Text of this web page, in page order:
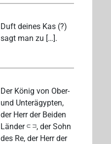
Duft deines Kas (?)
sagt man zu […].
Der König von Ober-
und Unterägypten,
der Herr der Beiden
Länder 𓍹 𓍺, der Sohn
des Re, der Herr der